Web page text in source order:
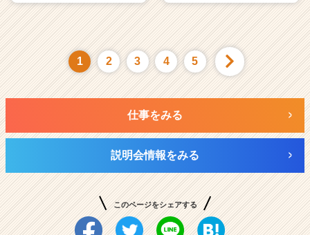
1 2 3 4 5
仕事をみる
説明会情報をみる
このページをシェアする